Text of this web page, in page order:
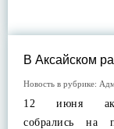
В Аксайском
Новость в рубрике:
12 июня
собрались на